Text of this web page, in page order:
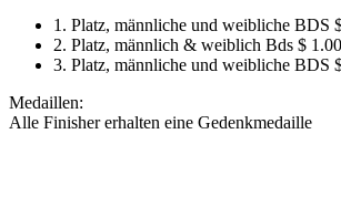
1. Platz, männliche und weibliche BDS
2. Platz, männlich & weiblich Bds $
3. Platz, männliche und weibliche BDS
Medaillen:
Alle Finisher erhalten eine Gedenkmedaille